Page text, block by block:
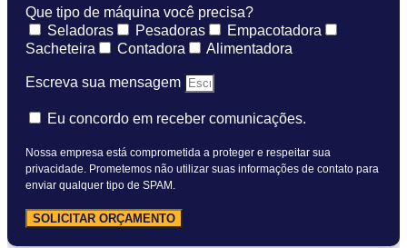
Que tipo de máquina você precisa?
Seladoras
Pesadoras
Empacotadora
Sacheteira
Contadora Alimentadora
Escreva sua mensagem
Eu concordo em receber comunicações.
Nossa empresa está comprometida a proteger e respeitar sua
privacidade. Prometemos não utilizar suas informações de contato para
enviar qualquer tipo de SPAM.
SOLICITAR ORÇAMENTO